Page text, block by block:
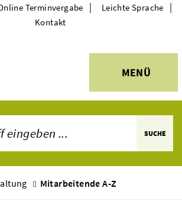
MENÜ
Terminvergabe | Leichte Sprache |
Kontakt
SUCHE
Mitarbeitende A-Z